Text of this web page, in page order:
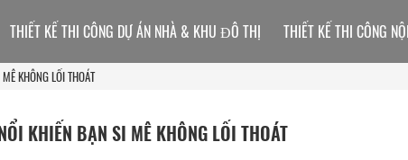
KHÔNG LỐI THOÁT
KHIẾN BẠN SI MÊ KHÔNG LỐI THOÁT
THIẾT KẾ THI CÔNG DỰ ÁN NHÀ & KHU ĐÔ THỊ THIẾT KẾ THI CÔNG